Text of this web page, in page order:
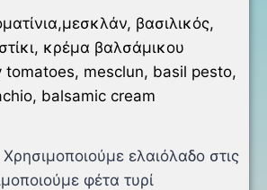
βασιλικός,
κρέμα βαλσάμικου
tomatoes, mesclun, basil pesto,
balsamic cream
ελαιόλαδο στις
φέτα τυρί